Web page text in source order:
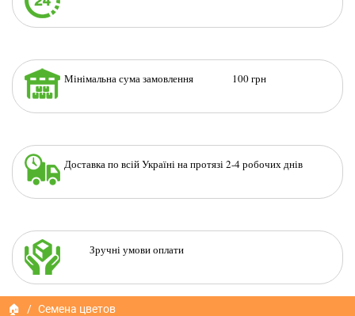
Мінімальна сума замовлення 100 грн
Доставка по всій Україні на протязі 2-4 робочих днів
Зручні умови оплати
🏠
Семена цветов